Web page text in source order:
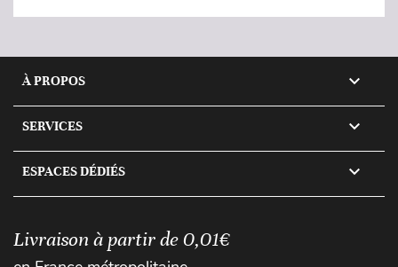
À PROPOS 
SERVICES 
ESPACES DÉDIÉS 
Livraison à partir de 0,01€